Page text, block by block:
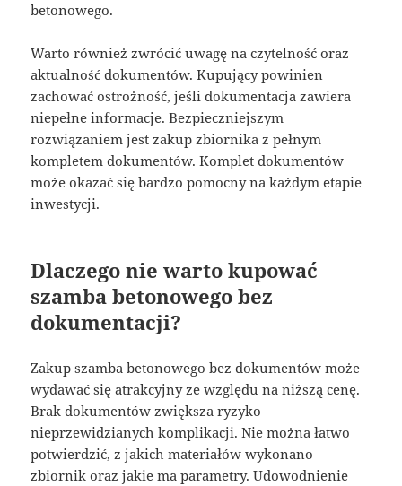
betonowego.
Warto również zwrócić uwagę na czytelność oraz
aktualność dokumentów. Kupujący powinien
zachować ostrożność, jeśli dokumentacja zawiera
niepełne informacje. Bezpieczniejszym
rozwiązaniem jest zakup zbiornika z pełnym
kompletem dokumentów. Komplet dokumentów
może okazać się bardzo pomocny na każdym etapie
inwestycji.
Dlaczego nie warto kupować
szamba betonowego bez
dokumentacji?
Zakup szamba betonowego bez dokumentów może
wydawać się atrakcyjny ze względu na niższą cenę.
Brak dokumentów zwiększa ryzyko
nieprzewidzianych komplikacji. Nie można łatwo
potwierdzić, z jakich materiałów wykonano
zbiornik oraz jakie ma parametry. Udowodnienie